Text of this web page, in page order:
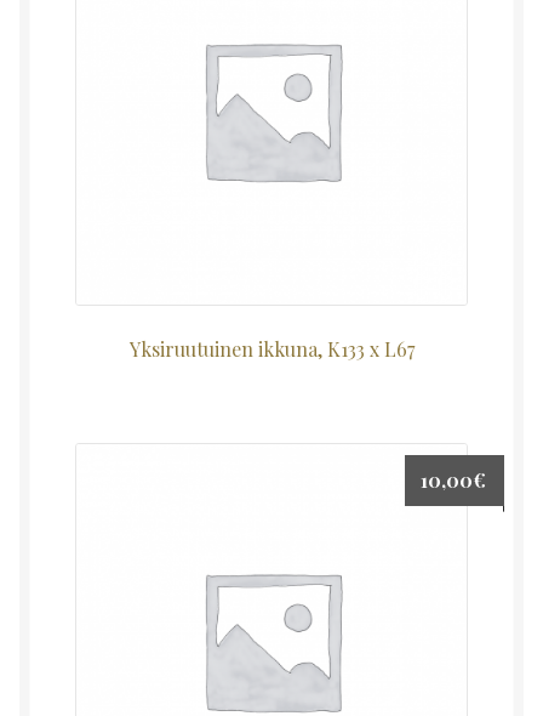
Yksiruutuinen ikkuna, K133 x L67
10,00€